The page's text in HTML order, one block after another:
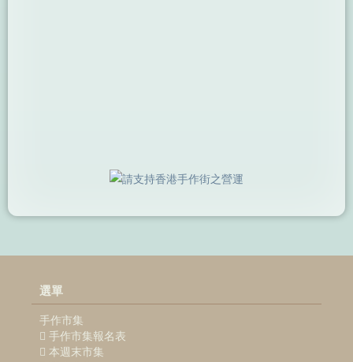
選單
手作市集
手作市集報名表
本週末市集